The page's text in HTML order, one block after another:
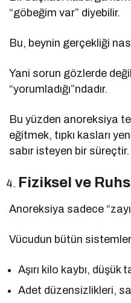
“göbeğim var” diyebilir.
Bu, beynin gerçekliği
Yani sorun gözlerde
“yorumladığı”ndadır.
Bu yüzden anoreksiya
eğitmek, tıpkı kasları
sabır isteyen bir süreçtir.
Fiziksel ve
Anoreksiya sadece
Vücudun bütün
Aşırı kilo kaybı,
Adet düzensizlikleri,